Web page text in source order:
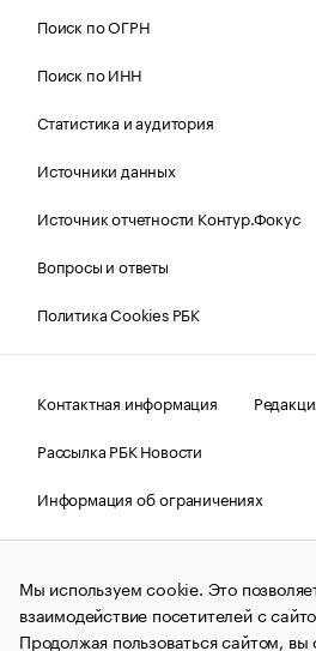
Поиск по ОГРН
Поиск по ИНН
Статистика и аудитория
Источники данных
Источник отчетности Контур.Фокус
Вопросы и ответы
Политика Cookies РБК
Контактная информация
Рассылка РБК Новости
Информация об ограничениях
Правовая информация
О
© АО «РОСБИЗНЕСКОНСАЛТИНГ»,
и материалы информационного
(зарегистрировано Федеральной
Мы используем cookie. Это
взаимодействие посетителей с
Продолжая пользоваться сайтом, вы